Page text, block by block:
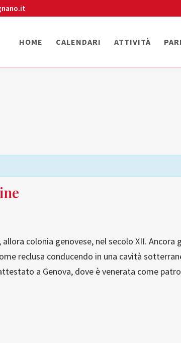
HOME CALENDARI ATTIVITÀ
colonia genovese, nel secolo XII.
reclusa conducendo in una cavità
a Genova, dove è venerata come